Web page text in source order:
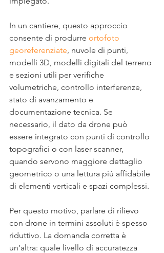
In un cantiere, questo approccio
consente di produrre ortofoto
georeferenziate, nuvole di punti,
modelli 3D, modelli digitali del terreno
e sezioni utili per verifiche
volumetriche, controllo interferenze,
stato di avanzamento e
documentazione tecnica. Se
necessario, il dato da drone può
essere integrato con punti di controllo
topografici o con laser scanner,
quando servono maggiore dettaglio
geometrico o una lettura più affidabile
di elementi verticali e spazi complessi.
Per questo motivo, parlare di rilievo
con drone in termini assoluti è spesso
riduttivo. La domanda corretta è
un’altra: quale livello di accuratezza